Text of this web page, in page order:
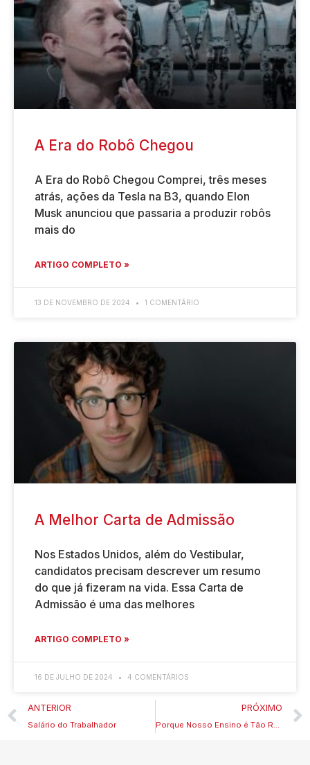
A Era do Robô Chegou
A Era do Robô Chegou Comprei, três meses
atrás, ações da Tesla na B3, quando Elon
Musk anunciou que passaria a produzir robôs
mais do
ARTIGO COMPLETO »
13 DE NOVEMBRO DE 2024 1 COMENTÁRIO
A Melhor Carta de Admissão
Nos Estados Unidos, além do Vestibular,
candidatos precisam descrever um resumo
do que já fizeram na vida. Essa Carta de
Admissão é uma das melhores
ARTIGO COMPLETO »
16 DE JULHO DE 2024 4 COMENTÁRIOS
ANTERIOR
Salário do Trabalhador
PRÓXIMO